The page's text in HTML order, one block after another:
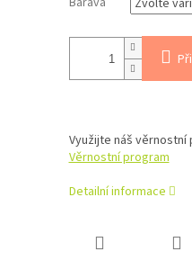
Využijte náš věrnostní
Věrnostní program
Detailní informace